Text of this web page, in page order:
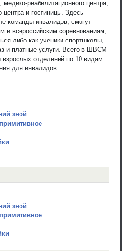
реабилитационного центра,
центра и гостиницы. Здесь
команды инвалидов, смогут
и всероссийским соревнованиям,
либо как ученики спортшколы,
и платные услуги. Всего в ШВСМ
отделений по 10 видам
для инвалидов.
зной
зной